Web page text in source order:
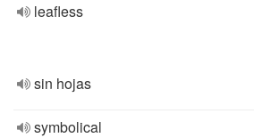
leafless
sin hojas
symbolical